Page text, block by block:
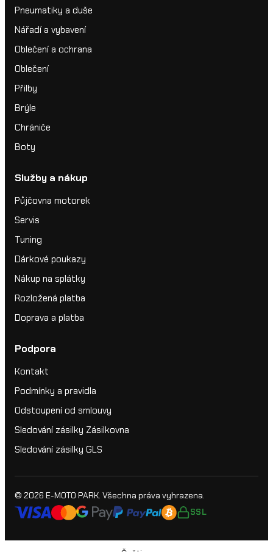
Pneumatiky a duše
Nářadí a vybavení
Oblečení a ochrana
Oblečení
Přilby
Brýle
Chrániče
Boty
Služby a nákup
Půjčovna motorek
Servis
Tuning
Dárkové poukazy
Nákup na splátky
Rozložená platba
Doprava a platba
Podpora
Kontakt
Podmínky a pravidla
Odstoupení od smlouvy
Sledování zásilky Zásilkovna
Sledování zásilky GLS
© 2026 E-MOTO PARK. Všechna práva vyhrazena.
SSL